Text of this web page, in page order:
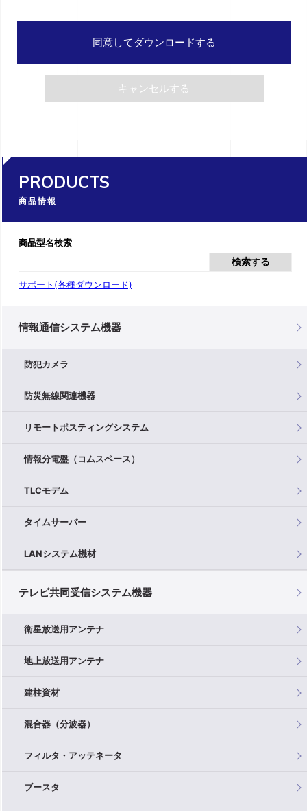
PRODUCTS
商品情報
商品型名検索
検索する
サポート(各種ダウンロード)
情報通信システム機器
防犯カメラ
防災無線関連機器
リモートポスティングシステム
情報分電盤（コムスペース）
TLCモデム
タイムサーバー
LANシステム機材
テレビ共同受信システム機器
衛星放送用アンテナ
地上放送用アンテナ
建柱資材
混合器（分波器）
フィルタ・アッテネータ
ブースタ
同意してダウンロードする
キャンセルする